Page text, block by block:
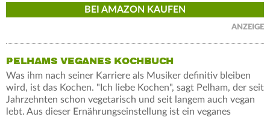
BEI AMAZON KAUFEN
ANZEIGE
PELHAMS VEGANES KOCHBUCH
Was ihm nach seiner Karriere als Musiker definitiv bleiben
wird, ist das Kochen. "Ich liebe Kochen", sagt Pelham, der seit
Jahrzehnten schon vegetarisch und seit langem auch vegan
lebt. Aus dieser Ernährungseinstellung ist ein veganes